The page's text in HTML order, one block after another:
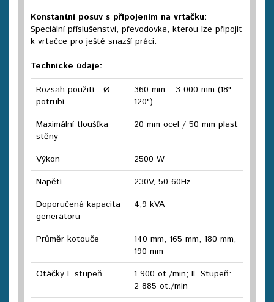
Konstantní posuv s připojením na vrtačku:
Speciální příslušenství, převodovka, kterou lze připojit
k vrtačce pro ještě snazší práci.
Technické údaje:
Rozsah použití - Ø
potrubí
360 mm – 3 000 mm (18" -
120")
Maximální tloušťka
stěny
20 mm ocel / 50 mm plast
Výkon
2500 W
Napětí
230V, 50-60Hz
Doporučená kapacita
generátoru
4,9 kVA
Průměr kotouče
140 mm, 165 mm, 180 mm,
190 mm
Otáčky I. stupeň
1 900 ot./min; II. Stupeň:
2 885 ot./min